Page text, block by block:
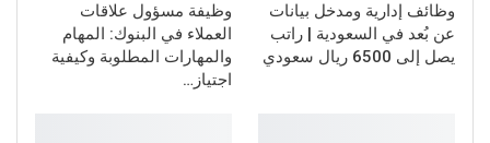
وظائف إدارية ومدخل بيانات
عن بُعد في السعودية | راتب
يصل إلى 6500 ريال سعودي
وظيفة مسؤول علاقات
العملاء في البنوك: المهام
والمهارات المطلوبة وكيفية
اجتياز…